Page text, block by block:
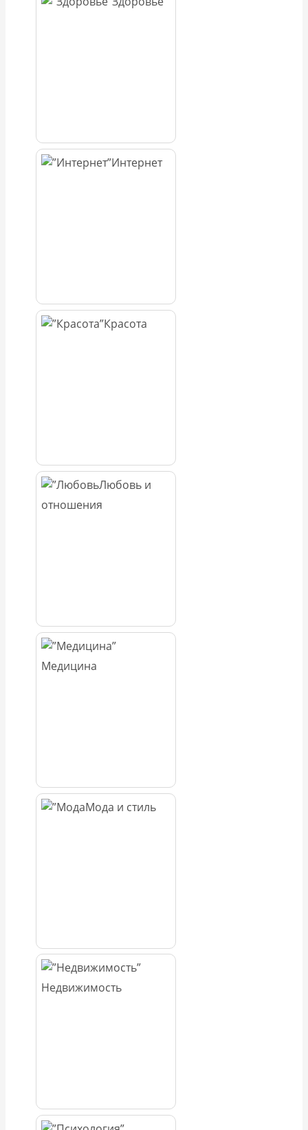
Интернет
Красота
Любовь и
отношения
Медицина
Мода и стиль
Недвижимость